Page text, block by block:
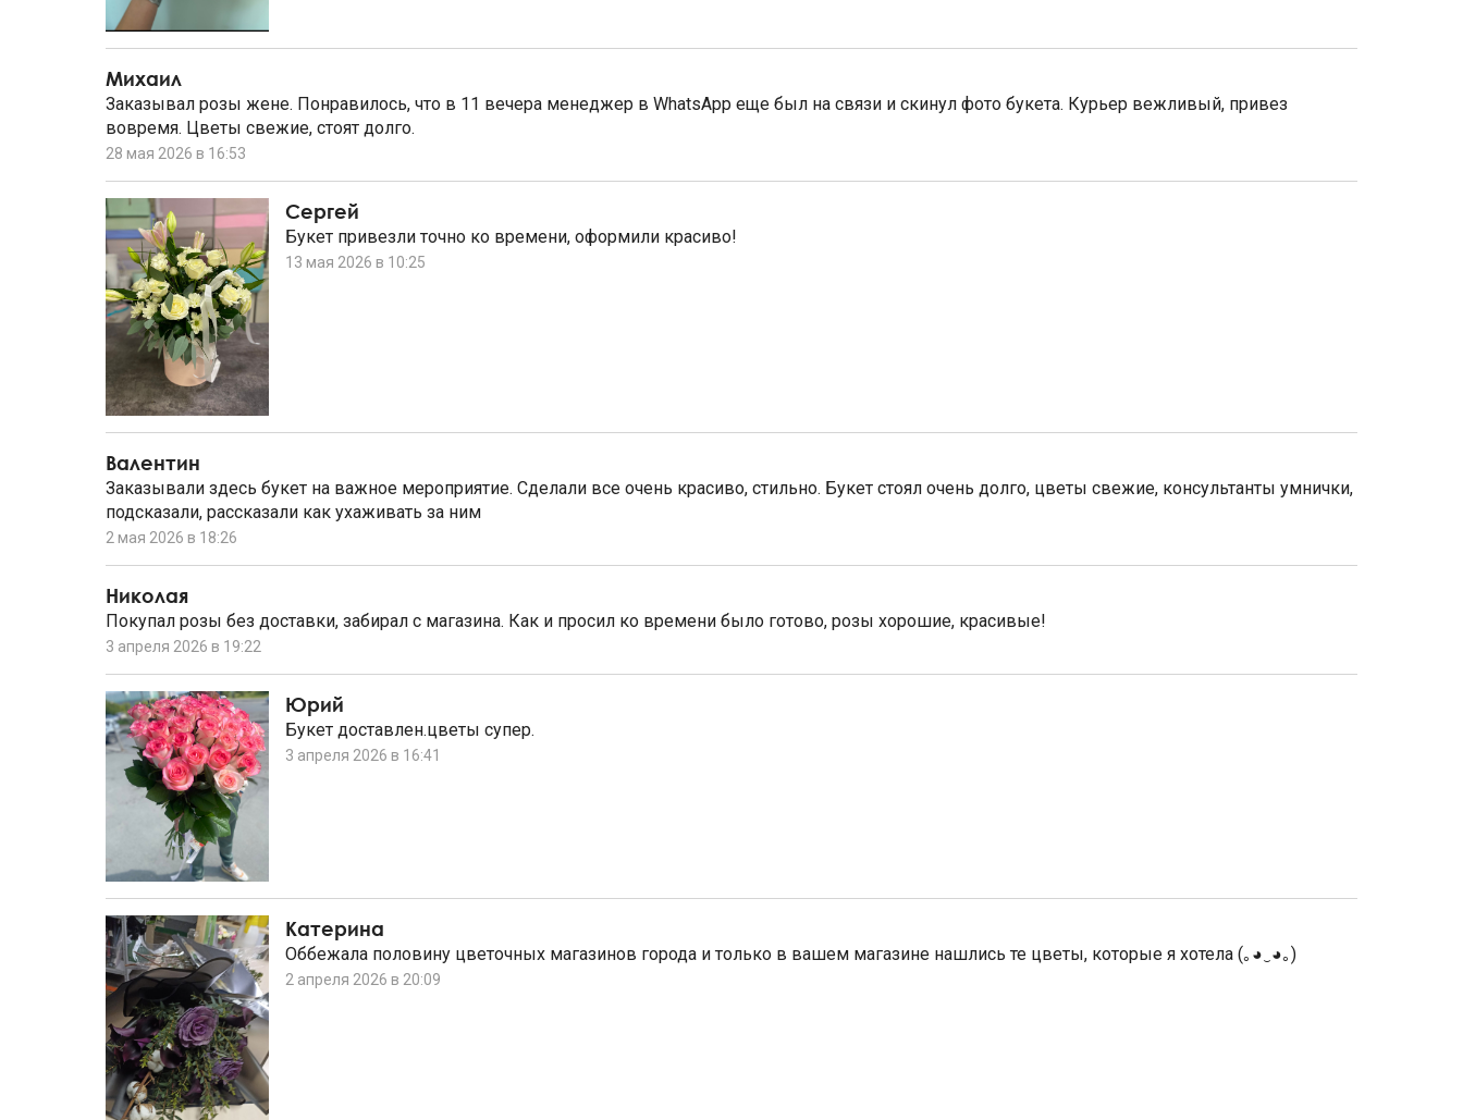
Михаил
Заказывал розы жене. Понравилось, что в 11 вечера менеджер в WhatsApp еще был на связи и скинул фото букета. Курьер вежливый, привез
вовремя. Цветы свежие, стоят долго.
28 мая 2026 в 16:53
Сергей
Букет привезли точно ко времени, оформили красиво!
13 мая 2026 в 10:25
Валентин
Заказывали здесь букет на важное мероприятие. Сделали все очень красиво, стильно. Букет стоял очень долго, цветы свежие, консультанты умнички,
подсказали, рассказали как ухаживать за ним
2 мая 2026 в 18:26
Николая
Покупал розы без доставки, забирал с магазина. Как и просил ко времени было готово, розы хорошие, красивые!
3 апреля 2026 в 19:22
Юрий
Букет доставлен.цветы супер.
3 апреля 2026 в 16:41
Катерина
Оббежала половину цветочных магазинов города и только в вашем магазине нашлись те цветы, которые я хотела (｡◕‿◕｡)
2 апреля 2026 в 20:09